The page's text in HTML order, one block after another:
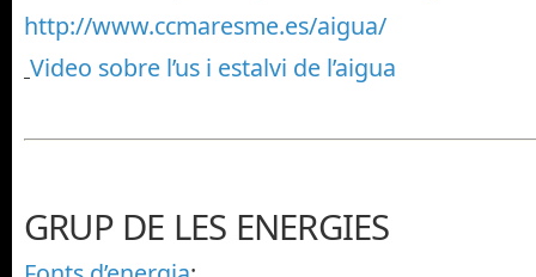
http://www.ccmaresme.es/aigua/
Video sobre l’us i estalvi de l’aigua
GRUP DE LES ENERGIES